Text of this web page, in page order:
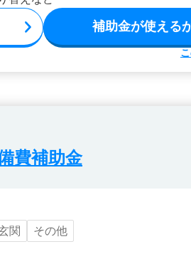
補助金が使える
費補助金
関
その他